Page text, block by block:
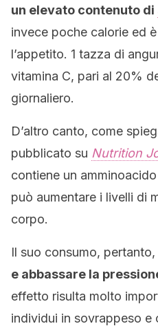
un elevato contenuto di
invece poche calorie ed
l’appetito. 1 tazza di
vitamina C, pari al 20%
giornaliero.
D’altro canto, come
pubblicato su Nutrition
contiene un
può aumentare i livelli di
corpo.
Il suo consumo, pertanto,
e abbassare la
effetto risulta molto
individui in sovrappeso e